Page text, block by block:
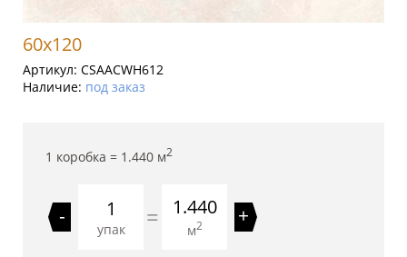
60x120
Артикул: CSAACWH612
Наличие: под заказ
1 коробка = 1.440 м2
-
упак = 1.440
м2 +